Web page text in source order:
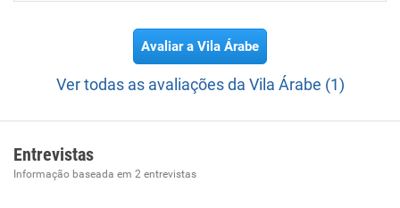
Avaliar a Vila Árabe
Ver todas as avaliações da Vila Árabe (1)
Entrevistas
Informação baseada em 2 entrevistas